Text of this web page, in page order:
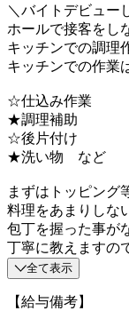
＼バイトデビュー
ホールで接客をし
キッチンでの調理
キッチンでの作業
☆仕込み作業
★調理補助
☆後片付け
★洗い物 など
まずはトッピング
料理をあまりしな
包丁を握った事が
丁寧に教えますの
全て表示
【給与備考】